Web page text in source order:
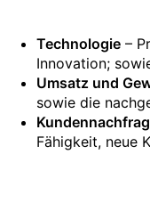
Technologie –
Innovation;
Umsatz und
sowie die
Fähigkeit, neue